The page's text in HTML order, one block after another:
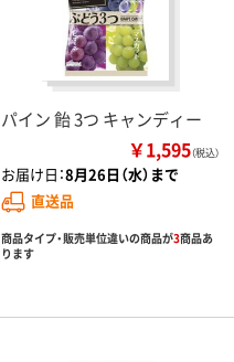
パイン 飴 3つ キャンディー
￥1,595（税込）
お届け日：8月26日（水）まで
直送品
商品タイプ・販売単位違いの商品が3商品あ
ります